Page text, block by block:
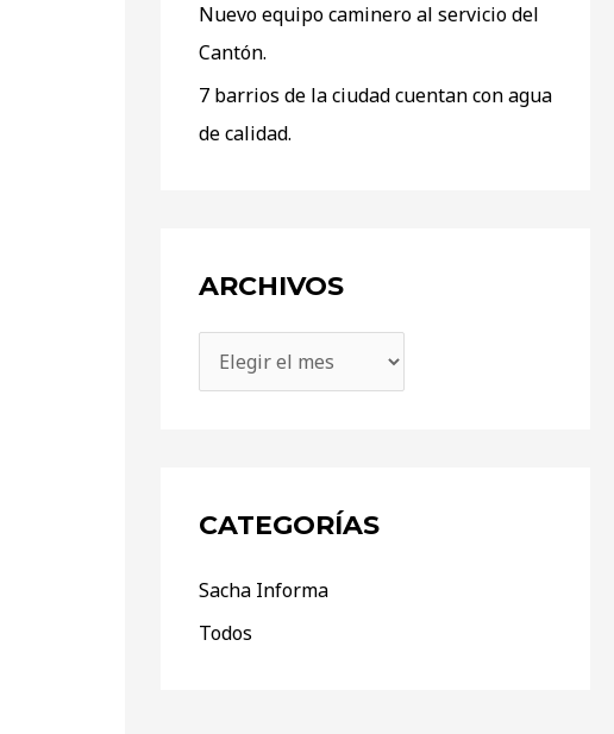
Nuevo equipo caminero al servicio del
Cantón.
7 barrios de la ciudad cuentan con agua
de calidad.
ARCHIVOS
CATEGORÍAS
Sacha Informa
Todos